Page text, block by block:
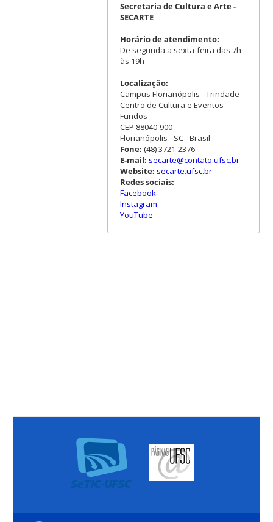
Secretaria de Cultura e Arte -
SECARTE
Horário de atendimento:
De segunda a sexta-feira das 7h
às 19h
Localização:
Campus Florianópolis - Trindade
Centro de Cultura e Eventos -
Fundos
CEP 88040-900
Florianópolis - SC - Brasil
Fone: (48) 3721-2376
E-mail: secarte@contato.ufsc.br
Website: secarte.ufsc.br
Redes sociais:
Facebook
Instagram
YouTube